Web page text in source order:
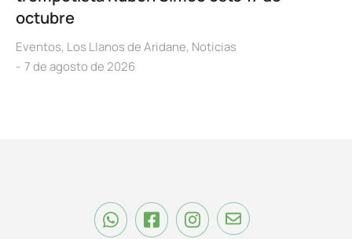
octubre
Eventos, Los Llanos de Aridane, Noticias
7 de agosto de 2026